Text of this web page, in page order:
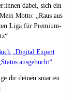
dabei, sich ein
Motto: „Raus aus
Liga für Premium-
„Digital Expert
dir deinen smarten